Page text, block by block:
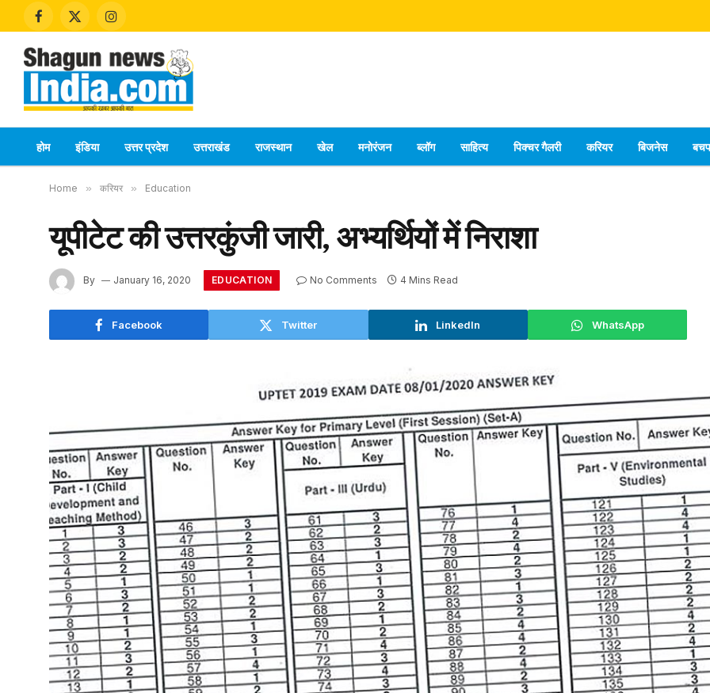
Facebook
X
Instagram
होम इंडिया उत्तर प्रदेश उत्तराखंड राजस्थान खेल मनोरंजन ब्लॉग साहित्य पिक्चर गैलरी करियर बिजनेस
Home » करियर » Education
यूपीटेट की उत्तरकुंजी जारी, अभ्यर्थियों में निराशा
By January 16, 2020 EDUCATION No Comments 4 Mins Read
Facebook Twitter LinkedIn WhatsApp